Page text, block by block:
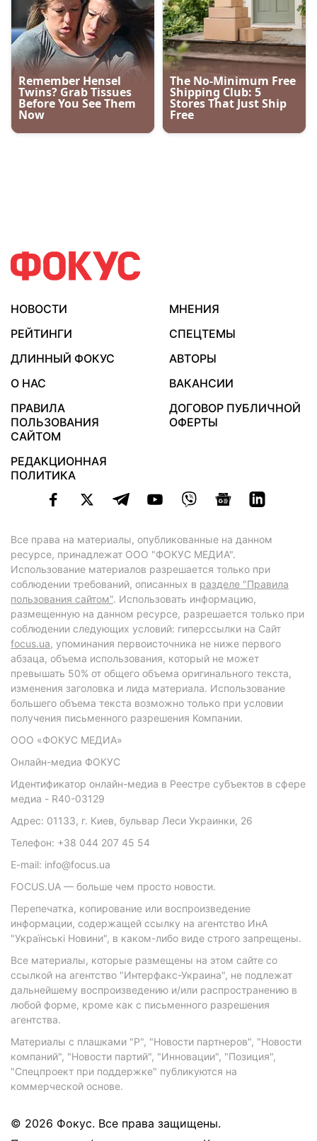
НОВОСТИ
МНЕНИЯ
РЕЙТИНГИ
СПЕЦТЕМЫ
ДЛИННЫЙ ФОКУС
АВТОРЫ
О НАС
ВАКАНСИИ
ПРАВИЛА
ПОЛЬЗОВАНИЯ
САЙТОМ
ДОГОВОР ПУБЛИЧНОЙ
ОФЕРТЫ
РЕДАКЦИОННАЯ
ПОЛИТИКА
Все права на материалы, опубликованные на данном
ресурсе, принадлежат ООО "ФОКУС МЕДИА".
Использование материалов разрешается только при
соблюдении требований, описанных в разделе "Правила
пользования сайтом". Использовать информацию,
размещенную на данном ресурсе, разрешается только при
соблюдении следующих условий: гиперссылки на Сайт
focus.ua, упоминания первоисточника не ниже первого
абзаца, объема использования, который не может
превышать 50% от общего объема оригинального текста,
изменения заголовка и лида материала. Использование
большего объема текста возможно только при условии
получения письменного разрешения Компании.
ООО «ФОКУС МЕДИА»
Онлайн-медиа ФОКУС
Идентификатор онлайн-медиа в Реестре субъектов в сфере
медиа - R40-03129
Адрес: 01133, г. Киев, бульвар Леси Украинки, 26
Телефон: +38 044 207 45 54
E-mail: info@focus.ua
FOCUS.UA — больше чем просто новости.
Перепечатка, копирование или воспроизведение
информации, содержащей ссылку на агентство ИнА
"Українські Новини", в каком-либо виде строго запрещены.
Все материалы, которые размещены на этом сайте со
ссылкой на агентство "Интерфакс-Украина", не подлежат
дальнейшему воспроизведению и/или распространению в
любой форме, кроме как с письменного разрешения
агентства.
Материалы с плашками "Р", "Новости партнеров", "Новости
компаний", "Новости партий", "Инновации", "Позиция",
"Спецпроект при поддержке" публикуются на
коммерческой основе.
© 2026 Фокус. Все права защищены.